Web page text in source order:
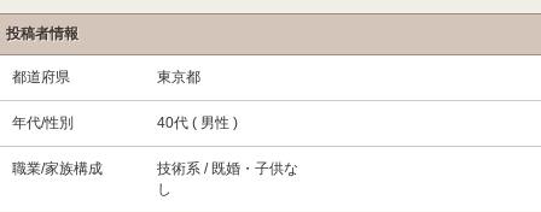
投稿者情報
都道府県 東京都
年代/性別 40代 ( 男性 )
職業/家族構成
技術系 / 既婚・子供な
し